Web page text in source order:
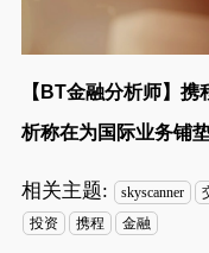
【BT金融分析师】
析称在为国际业务铺
相关主题: skyscanner
投资
携程 金融